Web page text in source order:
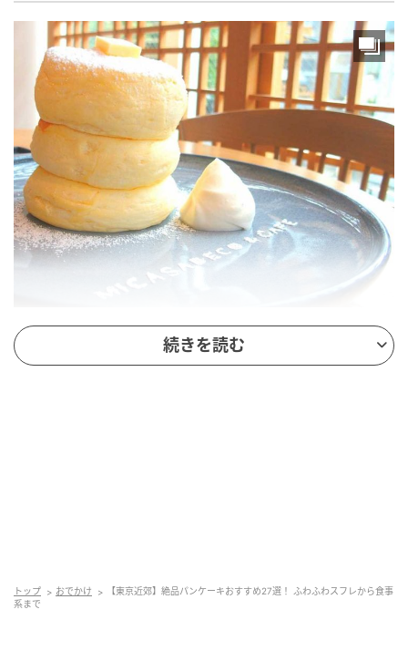
「ふわふわリコッタチーズパンケーキ」 1750円
原宿・キャットストリートにある「MICASADECO＆
隠し味に少量の塩が入っていて、軽くてさわやかな味
わいに仕上げたパンケーキになっています。
続きを読む
トップ おでかけ
【東京近郊】絶品パンケーキおすすめ27選！ ふわふわスフレから食事
系まで